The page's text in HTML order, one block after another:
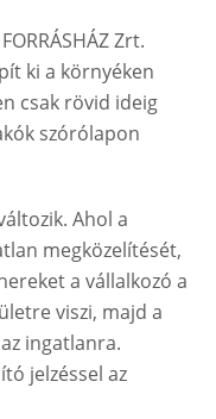
Zrt.
ki a környéken
csak rövid ideig
szórólapon
Ahol a
megközelítését,
a vállalkozó a
viszi, majd a
ingatlanra.
jelzéssel az